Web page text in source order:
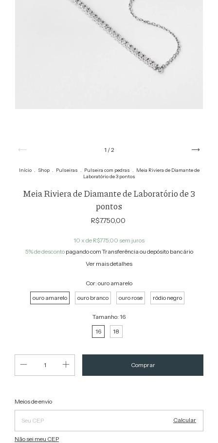
1 /2
Início . Shop . Pulseiras . Pulseira com pedras . Meia Riviera de Diamante de
Laboratório de 3 pontos
Meia Riviera de Diamante de Laboratório de 3
pontos
R$7.750,00
10 x de R$775,00 sem juros
5% de descontopagando com Transferência ou depósito bancário
Ver mais detalhes
Cor: ouro amarelo
ouro amarelo
ouro branco ouro rose ródio negro
Tamanho: 16
16
18
Entregas para o CEP:
Meios de envio
Calcular
Não sei meu CEP